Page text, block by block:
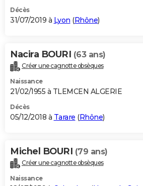
Décès
31/07/2019 à Lyon (Rhône)
Nacira BOURI (63 ans)
Créer une cagnotte obsèques
Naissance
21/02/1955 à TLEMCEN ALGERIE
Décès
05/12/2018 à Tarare (Rhône)
Michel BOURI (79 ans)
Créer une cagnotte obsèques
Naissance